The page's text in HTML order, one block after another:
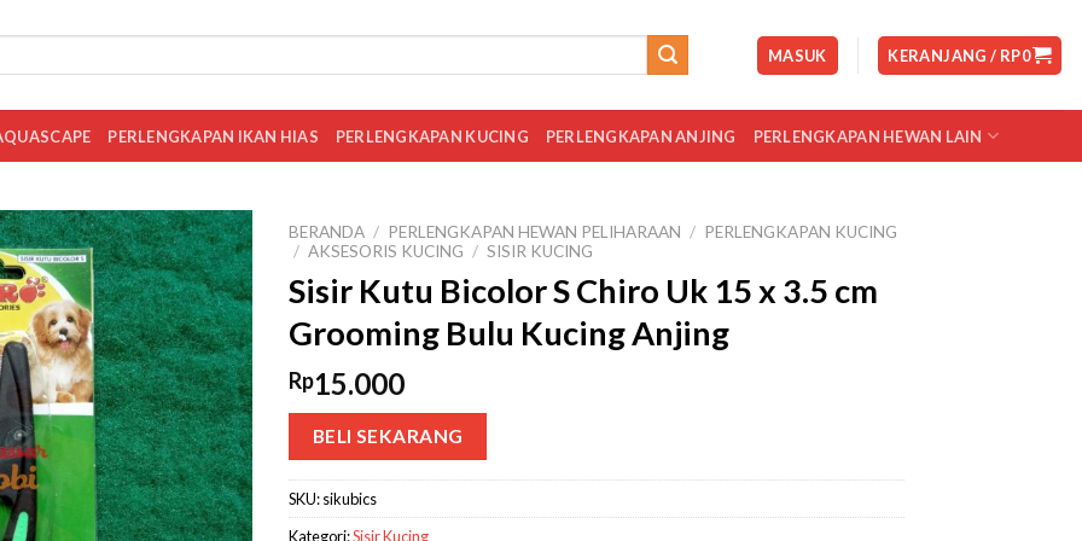
MASUK KERANJANG / RP0
PERLENGKAPAN IKAN HIAS PERLENGKAPAN KUCING PERLENGKAPAN ANJING PERLENGKAPAN HEWAN LAIN
BERANDA / PERLENGKAPAN HEWAN PELIHARAAN / PERLENGKAPAN KUCING
/ AKSESORIS KUCING / SISIR KUCING
Sisir Kutu Bicolor S Chiro Uk 15 x 3.5 cm
Grooming Bulu Kucing Anjing
Rp15.000
BELI SEKARANG
SKU:sikubics
Kategori:Sisir Kucing